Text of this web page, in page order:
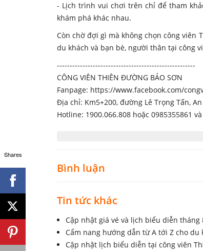
- Lịch trình vui chơi trên chỉ để tham
khám phá khác nhau.
Còn chờ đợi gì mà không chọn công viên
du khách và bạn bè, người thân tại công
------------------------------------------------------
CÔNG VIÊN THIÊN ĐƯỜNG BẢO SƠN
Fanpage: https://www.facebook.com/
Địa chỉ: Km5+200, đường Lê Trọng Tấn,
Hotline: 1900.066.808 hoặc 0985355861
Bình luận
Tin tức khác
Cập nhật giá vé và lịch biểu diễn
Cẩm nang hướng dẫn từ A tới Z cho
Cập nhật lịch biểu diễn tại công viên
Shares